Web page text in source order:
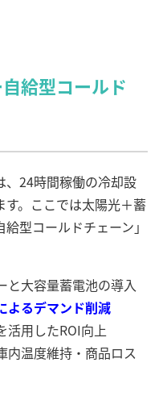
給型コールド
、24時間稼働の冷却設
。ここでは太陽光＋蓄
型コールドチェーン」
と大容量蓄電池の導入
よるデマンド削減
活用したROI向上
内温度維持・商品ロス